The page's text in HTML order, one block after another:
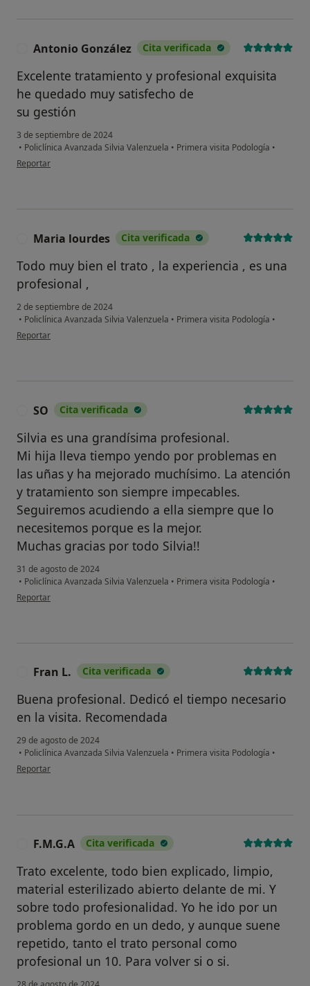
Antonio González Cita verificada
Excelente tratamiento y profesional exquisita
he quedado muy satisfecho de
su gestión
3 de septiembre de 2024
• Policlínica Avanzada Silvia Valenzuela • Primera visita Podología •
en opinión del usuario Antonio González
Reportar
Maria lourdes Cita verificada
Todo muy bien el trato , la experiencia , es una
profesional ,
2 de septiembre de 2024
• Policlínica Avanzada Silvia Valenzuela • Primera visita Podología •
en opinión del usuario Maria lourdes
Reportar
SO Cita verificada
Silvia es una grandísima profesional.
Mi hija lleva tiempo yendo por problemas en
las uñas y ha mejorado muchísimo. La atención
y tratamiento son siempre impecables.
Seguiremos acudiendo a ella siempre que lo
necesitemos porque es la mejor.
Muchas gracias por todo Silvia!!
31 de agosto de 2024
• Policlínica Avanzada Silvia Valenzuela • Primera visita Podología •
en opinión del usuario SO
Reportar
Fran L. Cita verificada
Buena profesional. Dedicó el tiempo necesario
en la visita. Recomendada
29 de agosto de 2024
• Policlínica Avanzada Silvia Valenzuela • Primera visita Podología •
en opinión del usuario Fran L.
Reportar
F.M.G.A Cita verificada
Trato excelente, todo bien explicado, limpio,
material esterilizado abierto delante de mi. Y
sobre todo profesionalidad. Yo he ido por un
problema gordo en un dedo, y aunque suene
repetido, tanto el trato personal como
profesional un 10. Para volver si o si.
sobre un tema emocional o
psicológico?
Sí, varias veces
Sí, una vez
No, pero lo consideraría